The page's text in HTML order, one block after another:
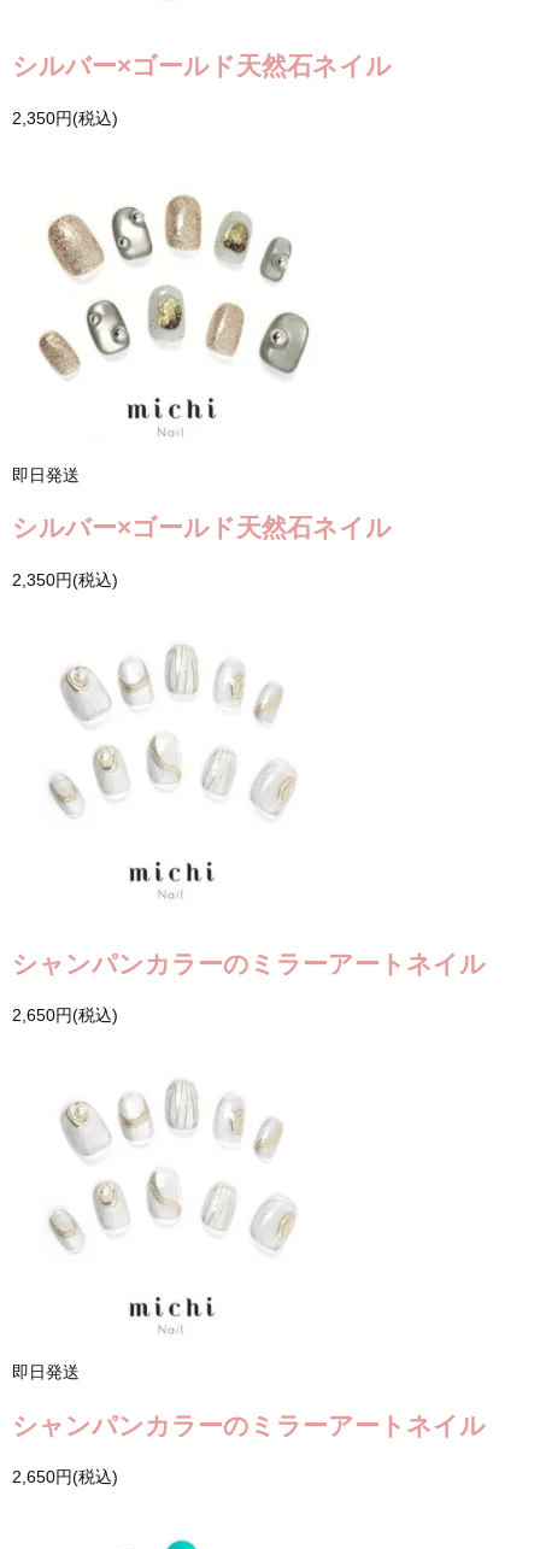
シルバー×ゴールド天然石ネイル
2,350円(税込)
即日発送
シルバー×ゴールド天然石ネイル
2,350円(税込)
シャンパンカラーのミラーアートネイル
2,650円(税込)
即日発送
シャンパンカラーのミラーアートネイル
2,650円(税込)